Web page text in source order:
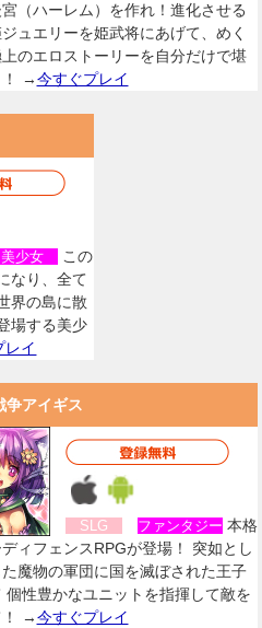
（ハーレム）を作れ！進化させる
ュエリーを姫武将にあげて、めく
のエロストーリーを自分だけで堪
！ →今すぐプレイ
少女
この
なり、全て
界の島に散
場する美少
レイ
争アイギス
SLG ファンタジー 本格
ィフェンスRPGが登場！ 突如とし
魔物の軍団に国を滅ぼされた王子
個性豊かなユニットを指揮して敵を
！ →今すぐプレイ